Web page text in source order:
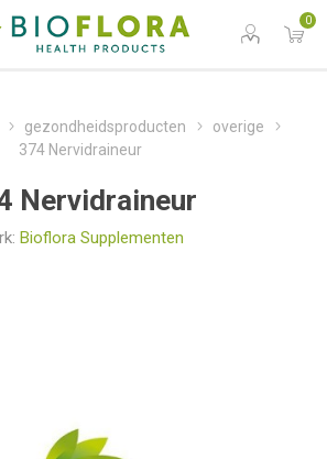
0
gezondheidsproducten
overige
374 Nervidraineur
Nervidraineur
Bioflora Supplementen